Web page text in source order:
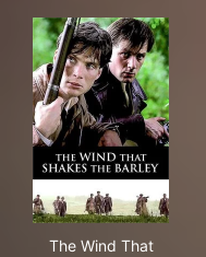
The Wind That